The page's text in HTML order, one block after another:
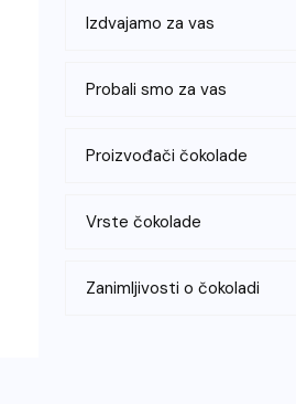
Izdvajamo za vas
Probali smo za vas
Proizvođači čokolade
Vrste čokolade
Zanimljivosti o čokoladi